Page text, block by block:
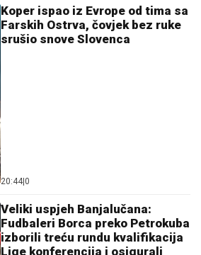
Koper ispao iz Evrope od tima sa
Farskih Ostrva, čovjek bez ruke
srušio snove Slovenca
20:44 0
Veliki uspjeh Banjalučana:
Fudbaleri Borca preko Petrokuba
izborili treću rundu kvalifikacija
Lige konferencija i osigurali